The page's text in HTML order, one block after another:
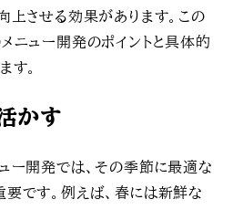
上させる効果があります。この
ニュー開発のポイントと具体的
す。
かす
ー開発では、その季節に最適な
です。例えば、春には新鮮な